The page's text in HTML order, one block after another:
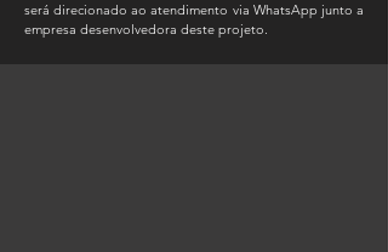
será direcionado ao atendimento via WhatsApp junto a
empresa desenvolvedora deste projeto.